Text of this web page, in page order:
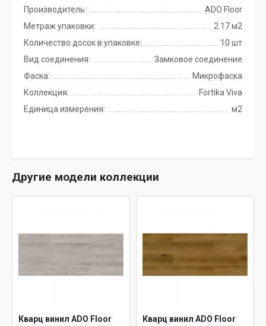
Производитель:
ADO Floor
Метраж упаковки:
2.17 м2
Количество досок в упаковке:
10 шт
Вид соединения:
Замковое соединение
Фаска:
Микрофаска
Коллекция:
Fortika Viva
Единица измерения:
м2
Другие модели коллекции
Кварц винил ADO Floor
Кварц винил ADO Floor